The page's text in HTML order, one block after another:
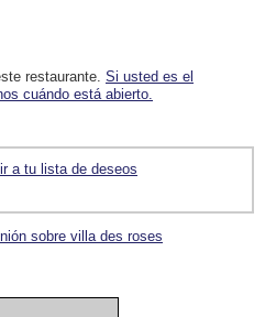
restaurante. Si usted es el
cuándo está abierto.
a tu lista de deseos
sobre villa des roses